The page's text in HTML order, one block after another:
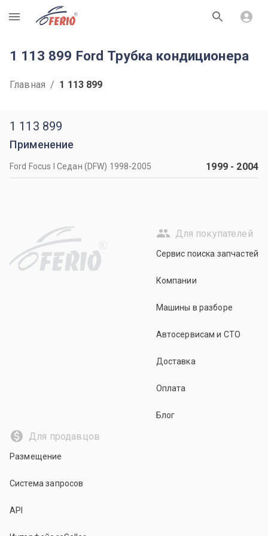
R
1 113 899 Ford Трубка кондиционера
Главная / 1 113 899
1 113 899
Применение
Ford Focus I Седан (DFW) 1998-2005 1999- 2004
R
Для покупателей
Сервис поиска запчастей
Компании
Машины в разборе
Автосервисам и СТО
Доставка
Оплата
Блог
Для продавцов
Размещение
Система запросов
API